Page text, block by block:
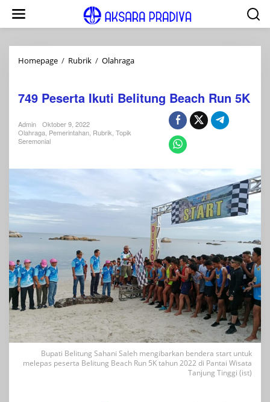
konten
Homepage / Rubrik / Olahraga749
Belitung
Beach
749 Peserta Ikuti Belitung Beach Run 5K
Admin
Oktober 9, 2022
Olahraga Pemerintahan Rubrik Topik
Seremonial
Bupati Belitung Sahani Saleh mengibarkan bendera start untuk
melepas peserta Belitung Beach Run 5K tahun 2022 di Pantai Wisata
Tanjung Tinggi (ist)